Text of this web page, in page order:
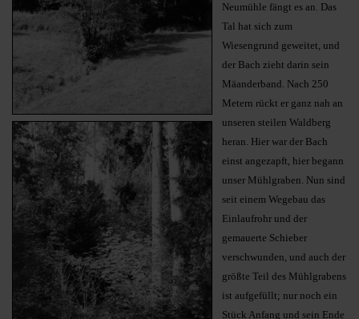
Neumühle fängt es an. Das
Tal hat sich zum
Wiesengrund geweitet, und
der Bach zieht darin sein
Mäanderband. Nach 250
Metern rückt er ganz nah an
unseren steilen Waldberg
heran. Hier war der Bach
einst angezapft, hier begann
unser Mühlgraben. Nun sind
seit einem Wegebau das
Einlaufrohr und der
gemauerte Schieber
verschwunden, und auch der
größte Teil des Mühlgrabens
ist aufgefüllt; nur noch ein
Stück Anfang und sein Ende